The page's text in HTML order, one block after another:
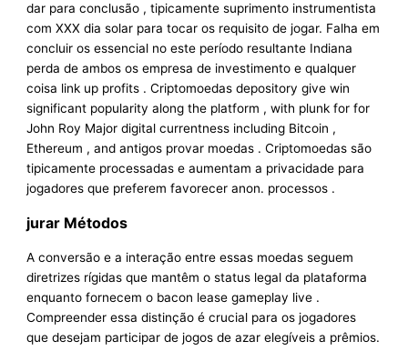
dar para conclusão , tipicamente suprimento instrumentista
com XXX dia solar para tocar os requisito de jogar. Falha em
concluir os essencial no este período resultante Indiana
perda de ambos os empresa de investimento e qualquer
coisa link up profits . Criptomoedas depository give win
significant popularity along the platform , with plunk for for
John Roy Major digital currentness including Bitcoin ,
Ethereum , and antigos provar moedas . Criptomoedas são
tipicamente processadas e aumentam a privacidade para
jogadores que preferem favorecer anon. processos .
jurar Métodos
A conversão e a interação entre essas moedas seguem
diretrizes rígidas que mantêm o status legal da plataforma
enquanto fornecem o bacon lease gameplay live .
Compreender essa distinção é crucial para os jogadores
que desejam participar de jogos de azar elegíveis a prêmios.